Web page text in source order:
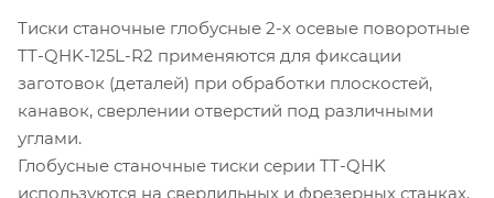
Тиски станочные глобусные 2-х осевые поворотные
TT-QHK-125L-R2 применяются для фиксации
заготовок (деталей) при обработки плоскостей,
канавок, сверлении отверстий под различными
углами.
Глобусные станочные тиски серии TT-QHK
используются на сверлильных и фрезерных станках.